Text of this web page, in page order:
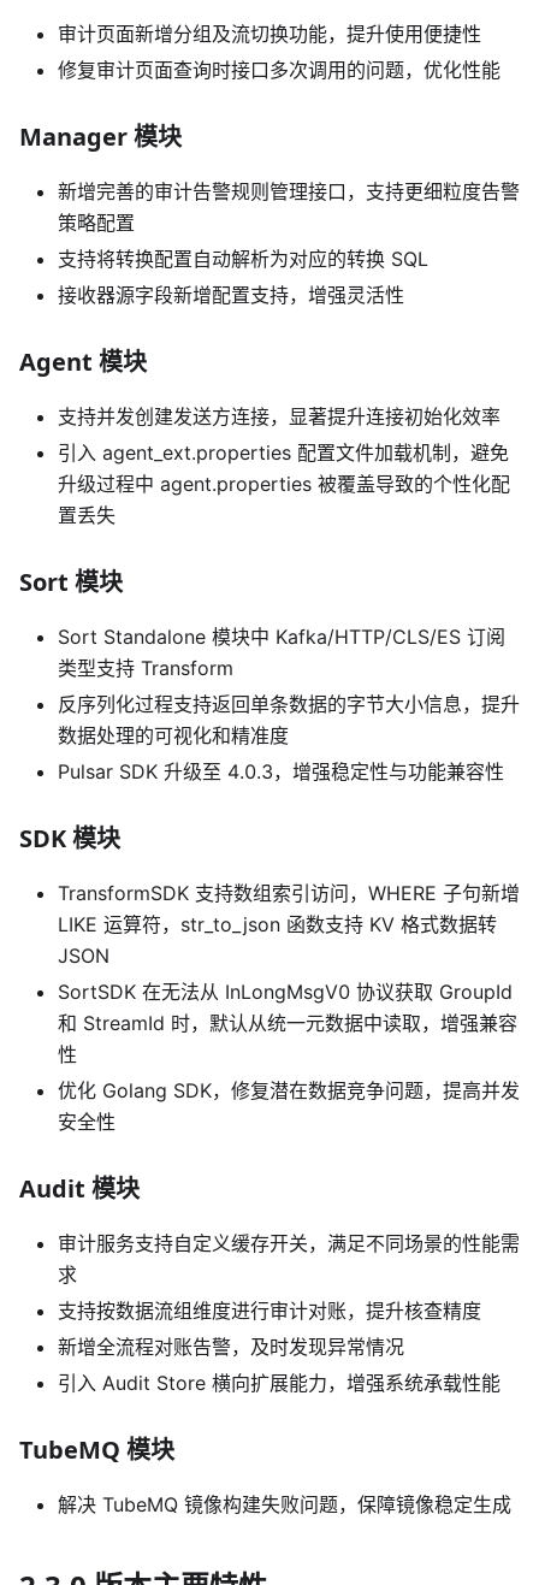
审计页面新增分组及流切换功能，提升使用便捷性
修复审计页面查询时接口多次调用的问题，优化性能
Manager 模块
新增完善的审计告警规则管理接口，支持更细粒度告警
策略配置
支持将转换配置自动解析为对应的转换 SQL
接收器源字段新增配置支持，增强灵活性
Agent 模块
支持并发创建发送方连接，显著提升连接初始化效率
引入 agent_ext.properties 配置文件加载机制，避免
升级过程中 agent.properties 被覆盖导致的个性化配
置丢失
Sort 模块
Sort Standalone 模块中 Kafka/HTTP/CLS/ES 订阅
类型支持 Transform
反序列化过程支持返回单条数据的字节大小信息，提升
数据处理的可视化和精准度
Pulsar SDK 升级至 4.0.3，增强稳定性与功能兼容性
SDK 模块
TransformSDK 支持数组索引访问，WHERE 子句新增
LIKE 运算符，str_to_json 函数支持 KV 格式数据转
JSON
SortSDK 在无法从 InLongMsgV0 协议获取 GroupId
和 StreamId 时，默认从统一元数据中读取，增强兼容
性
优化 Golang SDK，修复潜在数据竞争问题，提高并发
安全性
Audit 模块
审计服务支持自定义缓存开关，满足不同场景的性能需
求
支持按数据流组维度进行审计对账，提升核查精度
新增全流程对账告警，及时发现异常情况
引入 Audit Store 横向扩展能力，增强系统承载性能
TubeMQ 模块
解决 TubeMQ 镜像构建失败问题，保障镜像稳定生成